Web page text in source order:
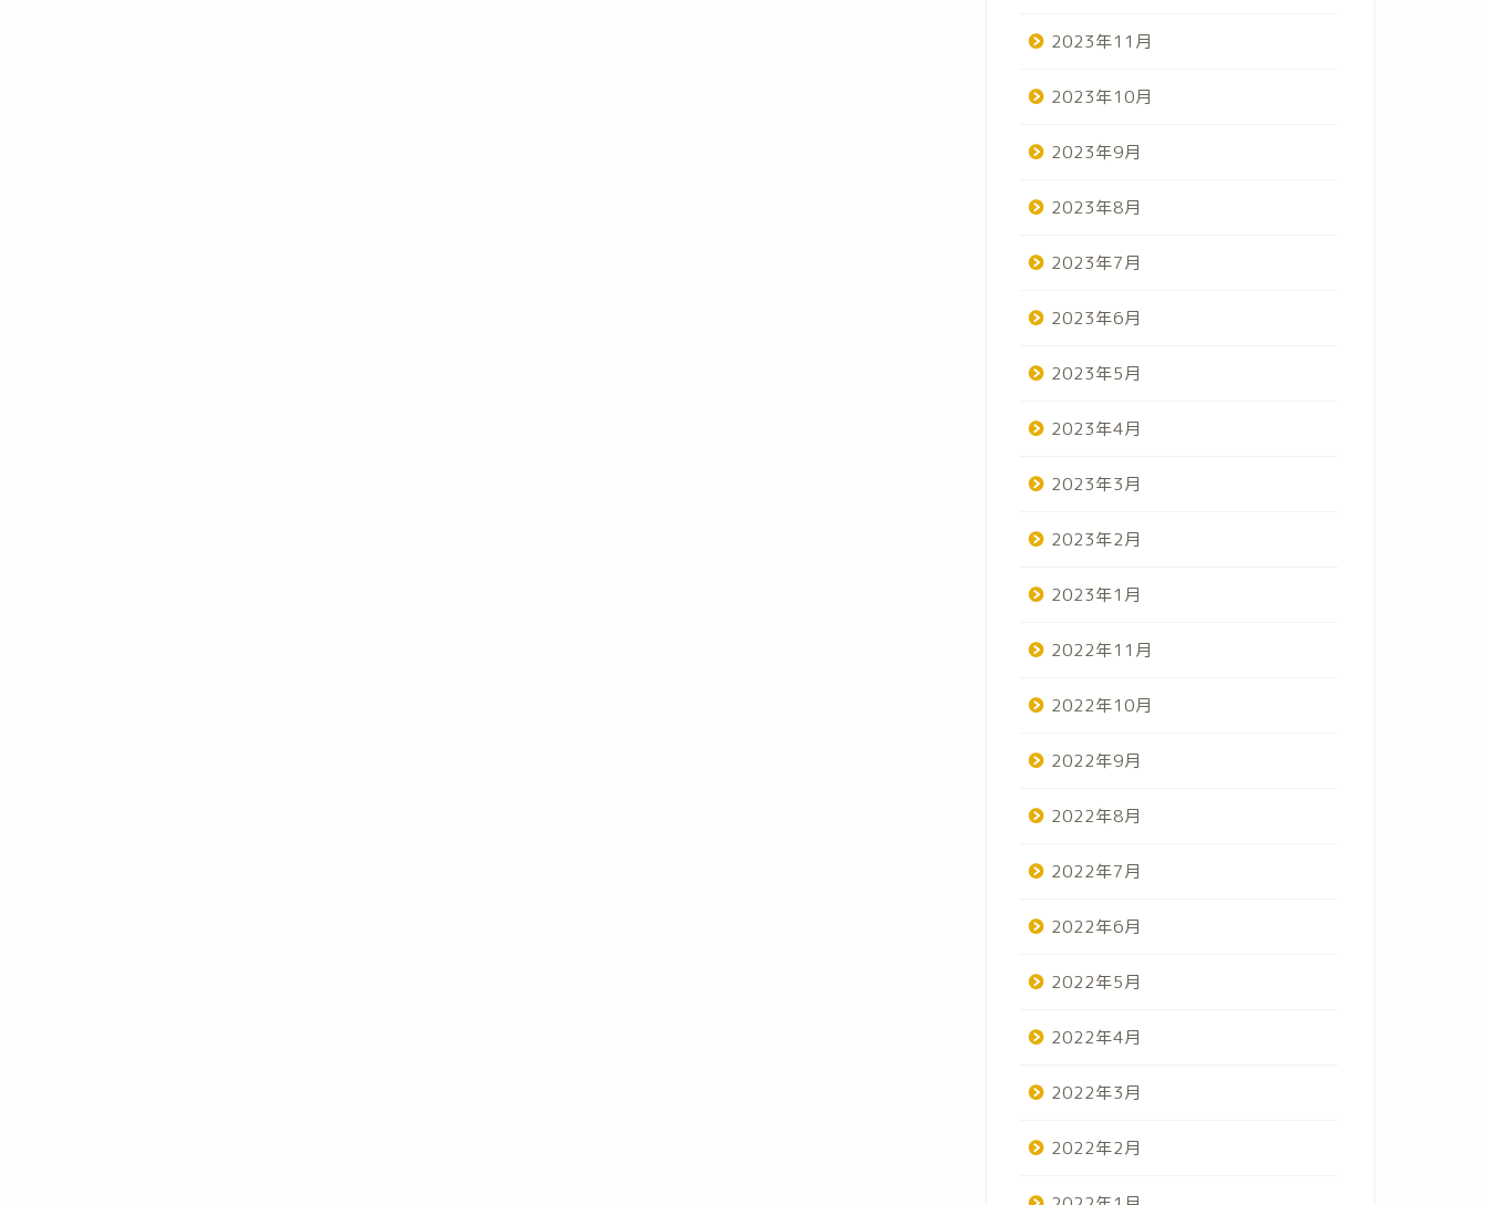
2023年11月
2023年10月
2023年9月
2023年8月
2023年7月
2023年6月
2023年5月
2023年4月
2023年3月
2023年2月
2023年1月
2022年11月
2022年10月
2022年9月
2022年8月
2022年7月
2022年6月
2022年5月
2022年4月
2022年3月
2022年2月